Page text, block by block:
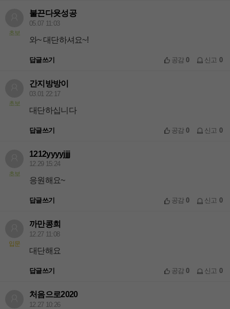
초보
불끈다욧성공
05.07 11:03
와~ 대단하셔요~!
답글쓰기 공감0 신고 0
초보
간지방방이
03.01 22:17
대단하십니다
답글쓰기 공감0 신고 0
초보
1212yyyyjjjj
12.29 15:24
응원해요~
답글쓰기 공감0 신고 0
입문
까만콩희
12.27 11:08
대단해요
답글쓰기 공감0 신고 0
처음으로2020
12.27 10:26